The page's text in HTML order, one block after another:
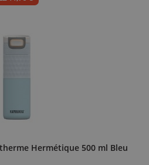
Hermétique 500 ml Bleu